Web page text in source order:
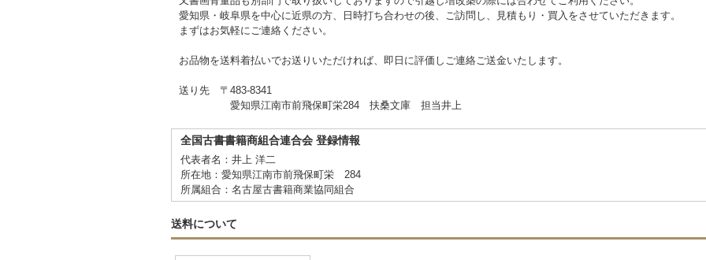
愛知県・岐阜県を中心に近県の方、日時打ち合わせの後、ご訪問し、見積もり・買入をさせていただきます。
まずはお気軽にご連絡ください。
お品物を送料着払いでお送りいただければ、即日に評価しご連絡ご送金いたします。
送り先 〒483-8341
愛知県江南市前飛保町栄284 扶桑文庫 担当井上
全国古書書籍商組合連合会 登録情報
代表者名：井上 洋二
所在地：愛知県江南市前飛保町栄 284
所属組合：名古屋古書籍商業協同組合
送料について